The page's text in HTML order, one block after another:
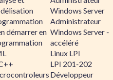
démarrer en
Windows Server
Administrateur
Windows Server -
accéléré
Linux LPI
LPI 201-202
Développeur